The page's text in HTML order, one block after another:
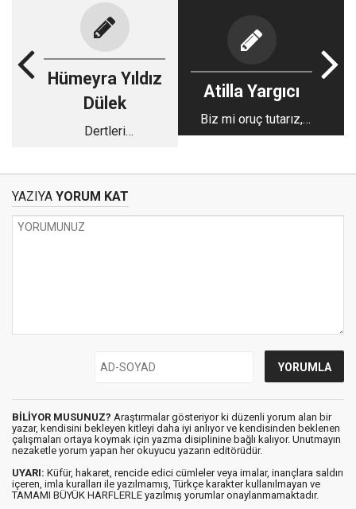
Hümeyra Yıldız
Dülek
Dertleri
Atilla Yargıcı
Biz mi oruç tutarız,
oruç mu bizi tutar?
YAZIYA YORUM KAT
BİLİYOR MUSUNUZ? Araştırmalar gösteriyor ki düzenli yorum alan bir
yazar, kendisini bekleyen kitleyi daha iyi anlıyor ve kendisinden beklenen
çalışmaları ortaya koymak için yazma disiplinine bağlı kalıyor. Unutmayın
nezaketle yorum yapan her okuyucu yazarın editörüdür.
UYARI: Küfür, hakaret, rencide edici cümleler veya imalar, inançlara saldırı
içeren, imla kuralları ile yazılmamış, Türkçe karakter kullanılmayan ve
TAMAMI BÜYÜK HARFLERLE yazılmış yorumlar onaylanmamaktadır.